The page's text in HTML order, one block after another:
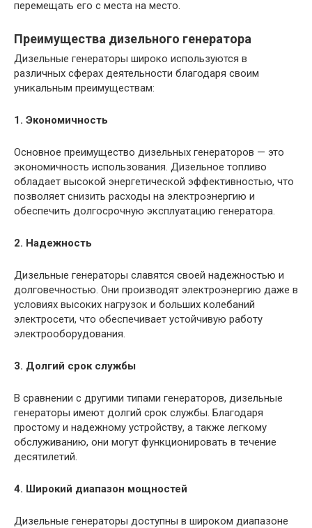
перемещать его с места на место.
Преимущества дизельного генератора
Дизельные генераторы широко используются в
различных сферах деятельности благодаря своим
уникальным преимуществам:
1. Экономичность
Основное преимущество дизельных генераторов — это
экономичность использования. Дизельное топливо
обладает высокой энергетической эффективностью, что
позволяет снизить расходы на электроэнергию и
обеспечить долгосрочную эксплуатацию генератора.
2. Надежность
Дизельные генераторы славятся своей надежностью и
долговечностью. Они производят электроэнергию даже в
условиях высоких нагрузок и больших колебаний
электросети, что обеспечивает устойчивую работу
электрооборудования.
3. Долгий срок службы
В сравнении с другими типами генераторов, дизельные
генераторы имеют долгий срок службы. Благодаря
простому и надежному устройству, а также легкому
обслуживанию, они могут функционировать в течение
десятилетий.
4. Широкий диапазон мощностей
Дизельные генераторы доступны в широком диапазоне